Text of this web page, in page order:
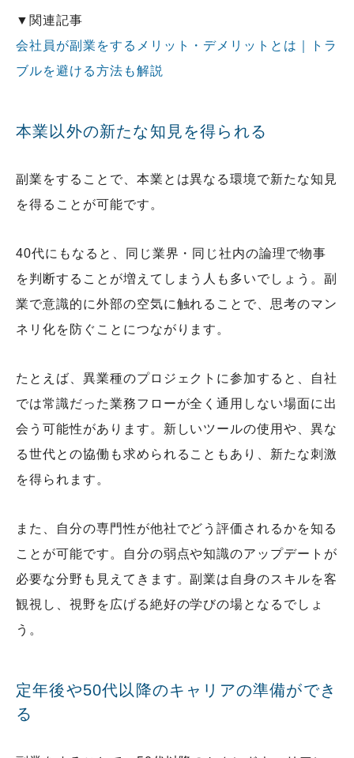
▼関連記事
会社員が副業をするメリット・デメリットとは｜トラ
ブルを避ける方法も解説
本業以外の新たな知見を得られる
副業をすることで、本業とは異なる環境で新たな知見
を得ることが可能です。
40代にもなると、同じ業界・同じ社内の論理で物事
を判断することが増えてしまう人も多いでしょう。副
業で意識的に外部の空気に触れることで、思考のマン
ネリ化を防ぐことにつながります。
たとえば、異業種のプロジェクトに参加すると、自社
では常識だった業務フローが全く通用しない場面に出
会う可能性があります。新しいツールの使用や、異な
る世代との協働も求められることもあり、新たな刺激
を得られます。
また、自分の専門性が他社でどう評価されるかを知る
ことが可能です。自分の弱点や知識のアップデートが
必要な分野も見えてきます。副業は自身のスキルを客
観視し、視野を広げる絶好の学びの場となるでしょ
う。
定年後や50代以降のキャリアの準備ができ
る